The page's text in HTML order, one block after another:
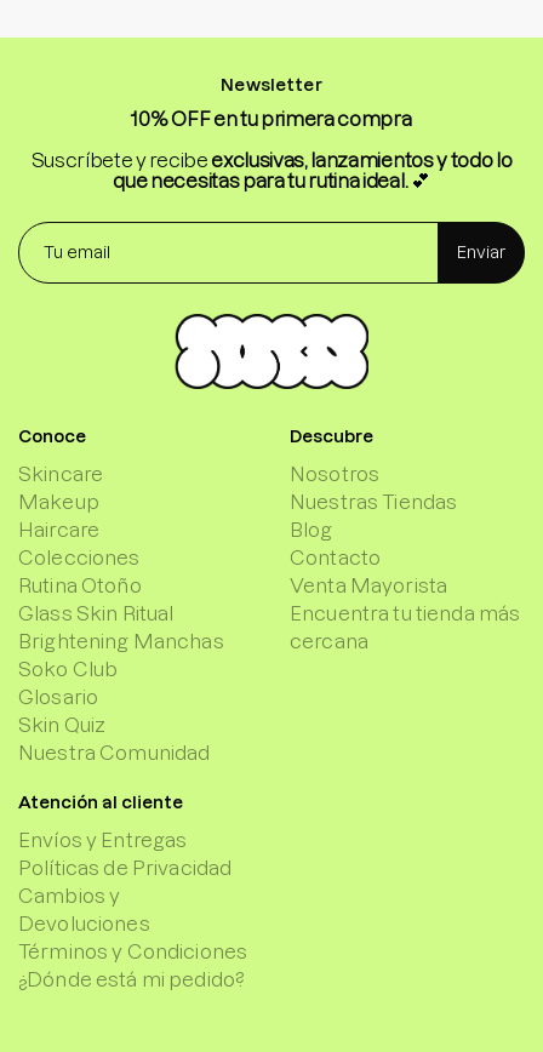
Newsletter
10% OFF en tu primera compra
Suscríbete y recibeexclusivas, lanzamientos y todo lo
que necesitas para tu rutina ideal.💕
Enviar
Conoce
Skincare
Makeup
Haircare
Colecciones
Rutina Otoño
Glass Skin Ritual
Brightening Manchas
Soko Club
Glosario
Skin Quiz
Nuestra Comunidad
Descubre
Nosotros
Nuestras Tiendas
Blog
Contacto
Venta Mayorista
Encuentra tu tienda más
cercana
Atención al cliente
Envíos y Entregas
Políticas de Privacidad
Cambios y
Devoluciones
Términos y Condiciones
¿Dónde está mi pedido?